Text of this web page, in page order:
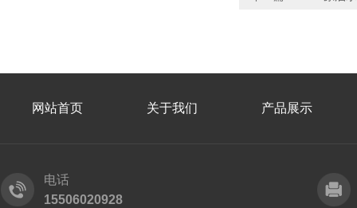
网站首页 关于我们 产品展示
电话
15506020928